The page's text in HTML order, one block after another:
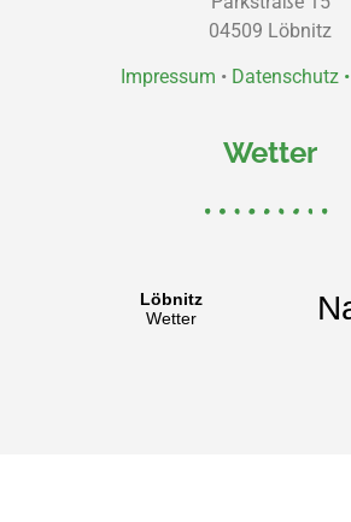
04509 Löbnitz
Impressum • Datenschutz •
Wetter